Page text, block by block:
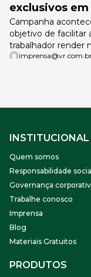
exclusivos
Campanha
objetivo de facilitar
trabalhador render
(12/05) a VR, marca
INSTITUCIONAL
Quem somos
Responsabilidade social
Governança
Trabalhe conosco
Imprensa
Blog
Materiais Gratuitos
PRODUTOS